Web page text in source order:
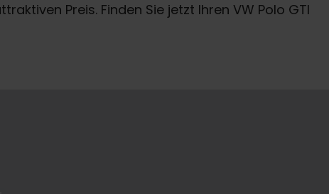
Preis. Finden Sie jetzt Ihren VW Polo GTI